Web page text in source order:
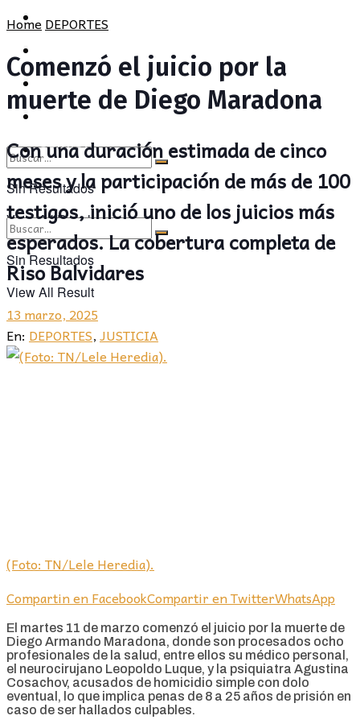
CULTURA
OPINIÓN
Sin Resultados
View All Result
PROVINCIA
OPINIÓN
Sin Resultados
View All Result
HomeDEPORTES
Comenzó el juicio por la
muerte de Diego Maradona
Con una duración estimada de cinco
meses y la participación de más de 100
testigos, inició uno de los juicios más
esperados. La cobertura completa de
Riso Balvidares
13 marzo, 2025
En: DEPORTES,JUSTICIA
(Foto: TN/Lele Heredia).
Compartin en FacebookCompartir en TwitterWhatsApp
El martes 11 de marzo comenzó el juicio por la muerte de
Diego Armando Maradona, donde son procesados ocho
profesionales de la salud, entre ellos su médico personal,
el neurocirujano Leopoldo Luque, y la psiquiatra Agustina
Cosachov, acusados de homicidio simple con dolo
eventual, lo que implica penas de 8 a 25 años de prisión en
caso de ser hallados culpables.